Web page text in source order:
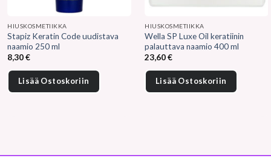
HIUSKOSMETIIKKA
Stapiz Keratin Code uudistava
naamio 250 ml
8,30€
Lisää Ostoskoriin
HIUSKOSMETIIKKA
Wella SP Luxe Oil keratiinin
palauttava naamio 400 ml
23,60€
Lisää Ostoskoriin